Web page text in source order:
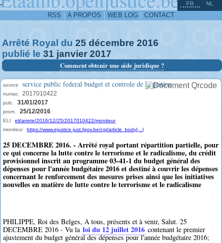
-
RSS A PROPOS WEB LOG CONTACT
FR NL
Arrêté Royal du 25 décembre 2016
publié le 31 janvier 2017
Comment obtenir une aide juridique ?
source service public federal budget et controle de la gestion
numac 2017010422
pub. 31/01/2017
prom. 25/12/2016
ELI
eli/arrete/2016/12/25/2017010422/moniteur
moniteur
https://www.ejustice.just.fgov.be/cgi/article_body(...)
25 DECEMBRE 2016. - Arrêté royal portant répartition partielle, pour
ce qui concerne la lutte contre le terrorisme et le radicalisme, du crédit
provisionnel inscrit au programme 03-41-1 du budget général des
dépenses pour l'année budgétaire 2016 et destiné à couvrir les dépenses
concernant le renforcement des mesures prises ainsi que les initiatives
nouvelles en matière de lutte contre le terrorisme et le radicalisme
PHILIPPE, Roi des Belges, A tous, présents et à venir, Salut. 25
DECEMBRE 2016 - Vu la loi du 12 juillet 2016 contenant le premier
ajustement du budget général des dépenses pour l'année budgétaire 2016;
^